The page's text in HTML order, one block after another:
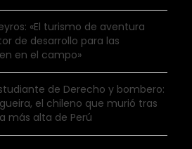
«El turismo de aventura
de desarrollo para las
en el campo»
de Derecho y bombero:
el chileno que murió tras
más alta de Perú